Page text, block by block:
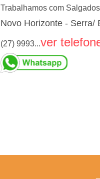
Trabalhamos com
Novo Horizonte - Serra/
(27) 9993...ver